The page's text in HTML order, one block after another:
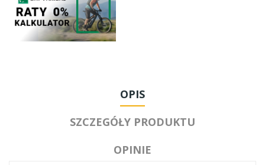
OPIS
SZCZEGÓŁY PRODUKTU
OPINIE